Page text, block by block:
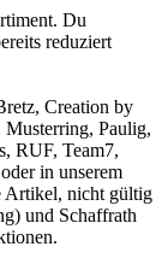
Du
reduziert
Creation by
Paulig,
RUF, Team7,
in unserem
Artikel, nicht gültig
und Schaffrath